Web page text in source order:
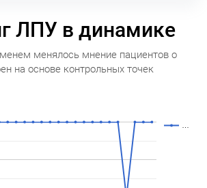
ЛПУ в динамике
менялось мнение пациентов о
на основе контрольных точек